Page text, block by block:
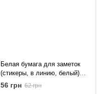
Белая бумага для заметок
(стикеры, в линию, белый)
75x75 мм, 80 листов
56 грн 62 грн